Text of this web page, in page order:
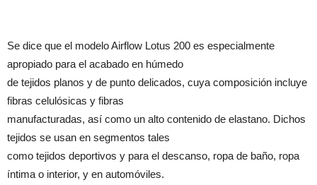
Se dice que el modelo Airflow Lotus 200 es especialmente
apropiado para el acabado en húmedo
de tejidos planos y de punto delicados, cuya composición incluye
fibras celulósicas y fibras
manufacturadas, así como un alto contenido de elastano. Dichos
tejidos se usan en segmentos tales
como tejidos deportivos y para el descanso, ropa de baño, ropa
íntima o interior, y en automóviles.